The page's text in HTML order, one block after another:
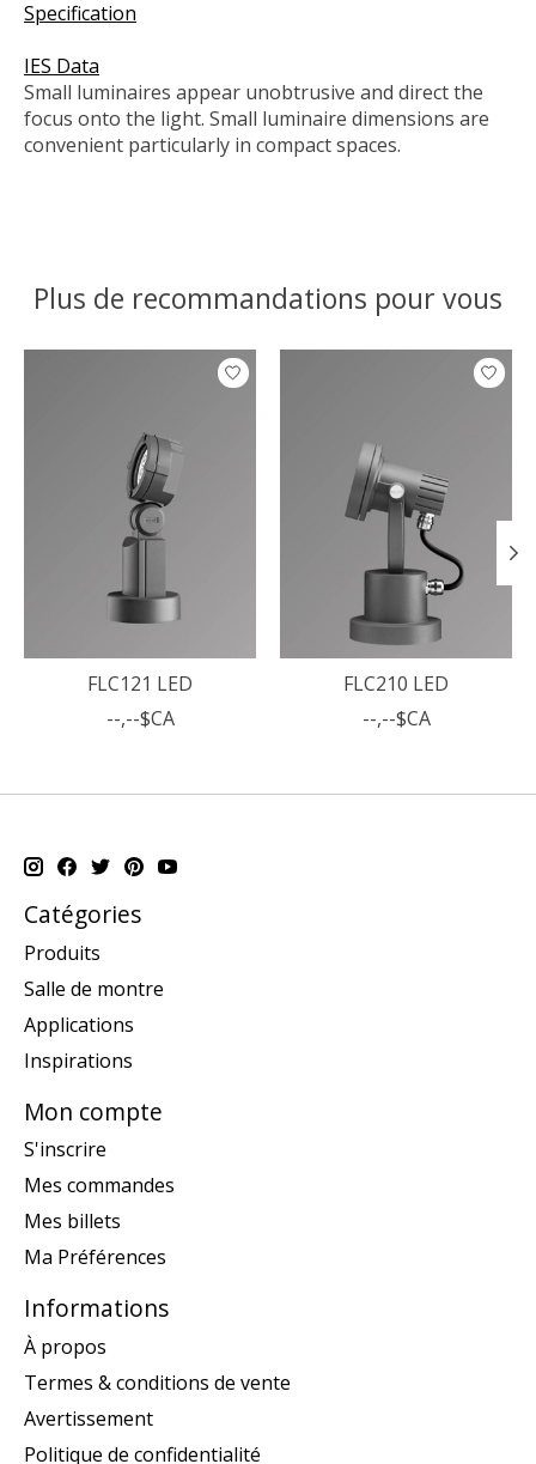
Specification
IES Data
Small luminaires appear unobtrusive and direct the
focus onto the light. Small luminaire dimensions are
convenient particularly in compact spaces.
Plus de recommandations pour vous
Articles du carrousel de produits
FLC121 LED
--,--$CA
FLC210 LED
--,--$CA
Catégories
Produits
Salle de montre
Applications
Inspirations
Mon compte
S'inscrire
Mes commandes
Mes billets
Ma Préférences
Informations
À propos
Termes & conditions de vente
Avertissement
Politique de confidentialité